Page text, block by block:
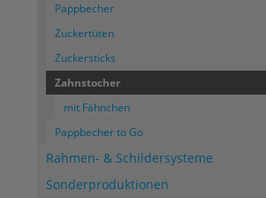
Pappbecher
Zuckertüten
Zuckersticks
Zahnstocher
mit Fähnchen
Pappbecher to Go
Rahmen- & Schildersysteme
Sonderproduktionen